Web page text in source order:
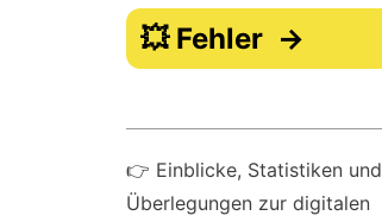
💥 Fehler →
👉 Einblicke, Statistiken und
Überlegungen zur digitalen